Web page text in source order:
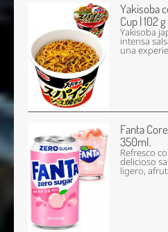
Yakisoba
Cup | 102 g
Yakisoba
intensa
una
Fanta
350ml.
Refresco
delicioso
ligero,